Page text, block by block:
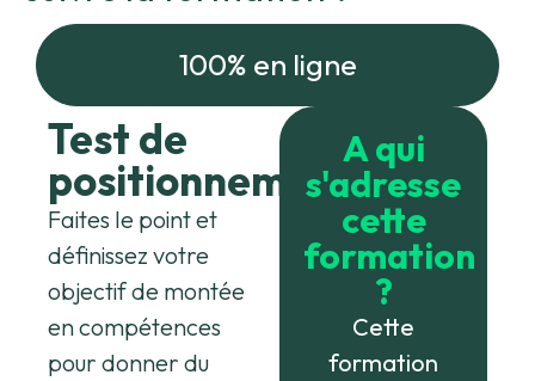
100% en ligne
Test de
positionnement
Faites le point et
définissez votre
objectif de montée
en compétences
pour donner du
A qui
s'adresse
cette
formation
?
Cette
formation